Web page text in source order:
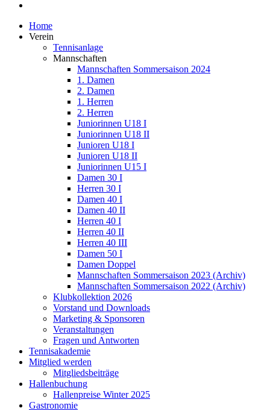
Home
Verein
Tennisanlage
Mannschaften
Mannschaften Sommersaison 2024
1. Damen
2. Damen
1. Herren
2. Herren
Juniorinnen U18 I
Juniorinnen U18 II
Junioren U18 I
Junioren U18 II
Juniorinnen U15 I
Damen 30 I
Herren 30 I
Damen 40 I
Damen 40 II
Herren 40 I
Herren 40 II
Herren 40 III
Damen 50 I
Damen Doppel
Mannschaften Sommersaison 2023 (Archiv)
Mannschaften Sommersaison 2022 (Archiv)
Klubkollektion 2026
Vorstand und Downloads
Marketing & Sponsoren
Veranstaltungen
Fragen und Antworten
Tennisakademie
Mitglied werden
Mitgliedsbeiträge
Hallenbuchung
Hallenpreise Winter 2025
Gastronomie